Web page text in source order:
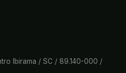
Ibirama / SC / 89.140-000 /